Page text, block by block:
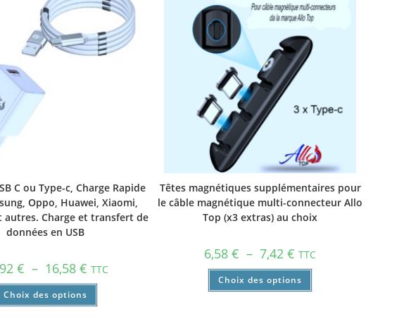
C ou Type-c, Charge Rapide
Oppo, Huawei, Xiaomi,
autres. Charge et transfert de
données en USB
€ – 16,58 € TTC
Choix des options
Têtes magnétiques supplémentaires pour
le câble magnétique multi-connecteur Allo
Top (x3 extras) au choix
6,58 € – 7,42 € TTC
Choix des options